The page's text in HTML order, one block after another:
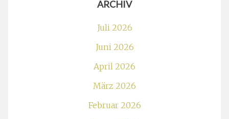
ARCHIV
Juli 2026
Juni 2026
April 2026
März 2026
Februar 2026